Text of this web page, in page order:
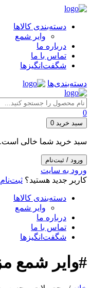
دسته‌بندی کالاها
وایر شمع
درباره ما
تماس با ما
شگفت‌انگیزها
دسته‌بندی‌ها
0
سبد خرید 0
سبد خرید شما خالی است.
ورود / ثبت‌نام
ورود به سایت
کاربر جدید هستید؟ ثبت‌نام
دسته‌بندی کالاها
وایر شمع
درباره ما
تماس با ما
شگفت‌انگیزها
#وایر شمع